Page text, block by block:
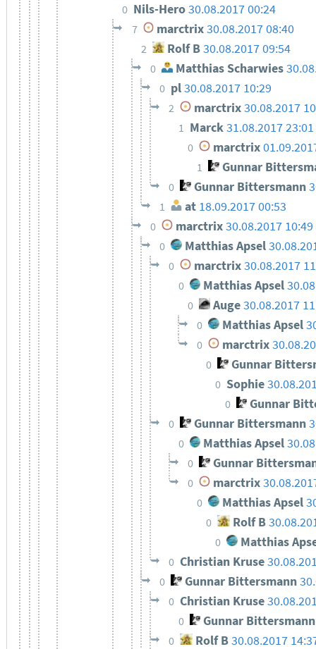
0 Nils-Hero30.08.2017 00:24
7 marctrix30.08.2017 08:40
2 Rolf B30.08.2017 09:54
0 Matthias Scharwies
0 pl30.08.2017 10:29
2 marctrix30.08.2017
1 Marck31.08.2017 23:01
0 marctrix
1 Gunnar
0 Gunnar Bittersmann
1 at 18.09.2017 00:53
0 marctrix30.08.2017 10:49
0 Matthias Apsel
0 marctrix30.08.2017
0 Matthias Apsel
0 Auge 30.08.2017
0 Matthias Apsel
0 marctrix
0 Gunnar
0 Sophie
0 Gunnar
0 Gunnar Bittersmann
0 Matthias Apsel
0 Gunnar
0 marctrix
0 Matthias Apsel
0 Rolf B
0 Matthias
0 Christian Kruse
0 Gunnar Bittersmann
0 Christian Kruse
0 Gunnar Bittersmann
0 Rolf B30.08.2017